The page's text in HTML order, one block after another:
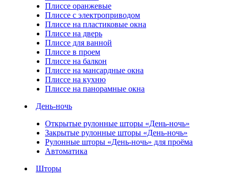
Плиссе оранжевые
Плиссе с электроприводом
Плиссе на пластиковые окна
Плиссе на дверь
Плиссе для ванной
Плиссе в проем
Плиссе на балкон
Плиссе на мансардные окна
Плиссе на кухню
Плиссе на панорамные окна
День-ночь
Открытые рулонные шторы «День-ночь»
Закрытые рулонные шторы «День-ночь»
Рулонные шторы «День-ночь» для проёма
Автоматика
Шторы